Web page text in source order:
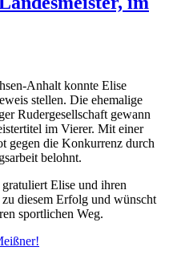
Anhalt konnte Elise
stellen. Die ehemalige
Rudergesellschaft gewann
im Vierer. Mit einer
gegen die Konkurrenz durch
belohnt.
Elise und ihren
diesem Erfolg und wünscht
sportlichen Weg.